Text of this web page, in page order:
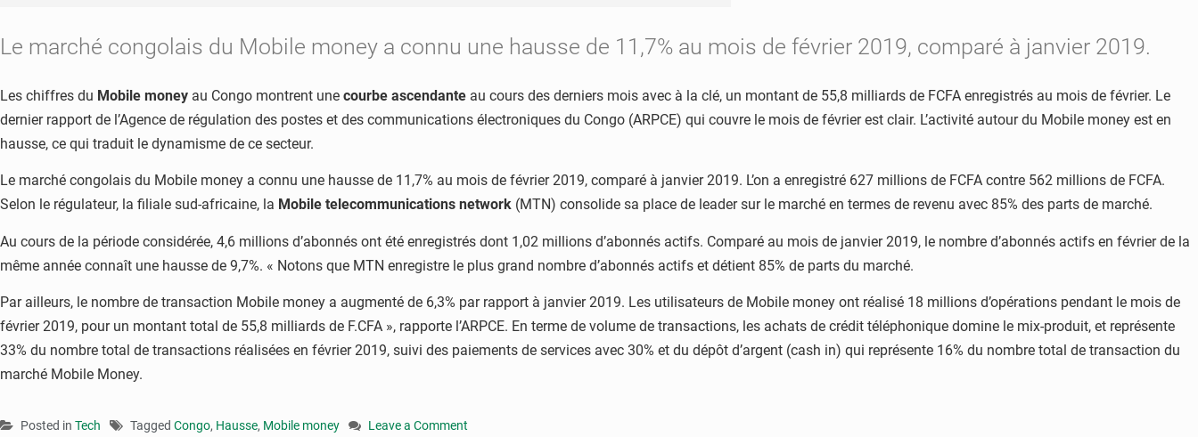
Le marché congolais du Mobile money a connu une hausse de 11,7% au mois de février 2019, comparé à janvier 2019.
Les chiffres du Mobile money au Congo montrent une courbe ascendante au cours des derniers mois avec à la clé, un montant de 55,8 milliards de FCFA enregistrés au mois de février. Le
dernier rapport de l’Agence de régulation des postes et des communications électroniques du Congo (ARPCE) qui couvre le mois de février est clair. L’activité autour du Mobile money est en
hausse, ce qui traduit le dynamisme de ce secteur.
Le marché congolais du Mobile money a connu une hausse de 11,7% au mois de février 2019, comparé à janvier 2019. L’on a enregistré 627 millions de FCFA contre 562 millions de FCFA.
Selon le régulateur, la filiale sud-africaine, la Mobile telecommunications network (MTN) consolide sa place de leader sur le marché en termes de revenu avec 85% des parts de marché.
Au cours de la période considérée, 4,6 millions d’abonnés ont été enregistrés dont 1,02 millions d’abonnés actifs. Comparé au mois de janvier 2019, le nombre d’abonnés actifs en février de la
même année connaît une hausse de 9,7%. « Notons que MTN enregistre le plus grand nombre d’abonnés actifs et détient 85% de parts du marché.
Par ailleurs, le nombre de transaction Mobile money a augmenté de 6,3% par rapport à janvier 2019. Les utilisateurs de Mobile money ont réalisé 18 millions d’opérations pendant le mois de
février 2019, pour un montant total de 55,8 milliards de F.CFA », rapporte l’ARPCE. En terme de volume de transactions, les achats de crédit téléphonique domine le mix-produit, et représente
33% du nombre total de transactions réalisées en février 2019, suivi des paiements de services avec 30% et du dépôt d’argent (cash in) qui représente 16% du nombre total de transaction du
marché Mobile Money.
Posted in Tech Tagged Congo, Hausse, Mobile money
Leave a Comment